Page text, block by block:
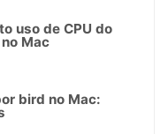
uso de CPU do
Mac
bird no Mac: